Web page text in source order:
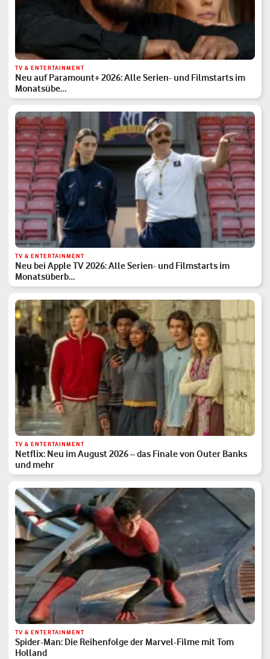
TV & ENTERTAINMENT
Neu auf Paramount+ 2026: Alle Serien- und Filmstarts im
Monatsübe…
TV & ENTERTAINMENT
Neu bei Apple TV 2026: Alle Serien- und Filmstarts im
Monatsüberb…
TV & ENTERTAINMENT
Netflix: Neu im August 2026 – das Finale von Outer Banks
und mehr
TV & ENTERTAINMENT
Spider-Man: Die Reihenfolge der Marvel-Filme mit Tom
Holland